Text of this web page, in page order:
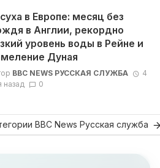
в Европе: месяц без
в Англии, рекордно
уровень воды в Рейне и
Дуная
BBC NEWS РУССКАЯ СЛУЖБА
4
назад
0
BBC News Русская служба